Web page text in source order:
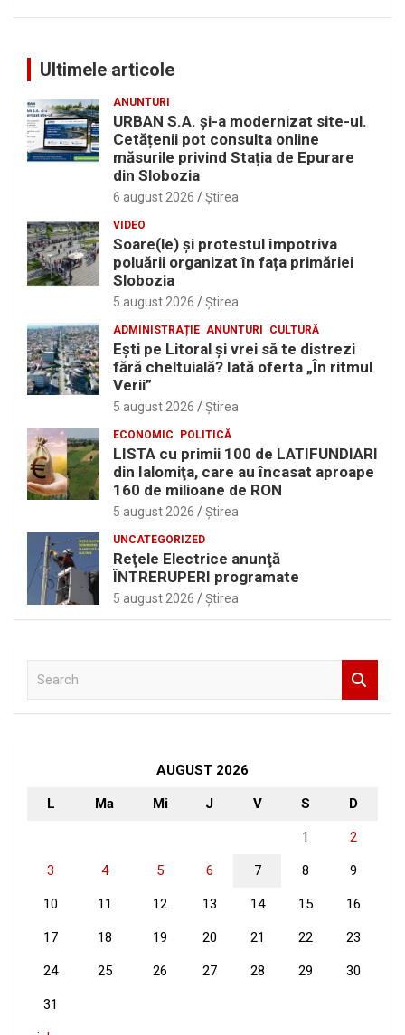
Ultimele articole
ANUNTURI
URBAN S.A. și-a modernizat site-ul.
Cetățenii pot consulta online
măsurile privind Stația de Epurare
din Slobozia
6 august 2026 Ştirea
VIDEO
Soare(le) și protestul împotriva
poluării organizat în fața primăriei
Slobozia
5 august 2026 Ştirea
ADMINISTRAȚIE ANUNTURI CULTURĂ
Eşti pe Litoral şi vrei să te distrezi
fără cheltuială? Iată oferta „În ritmul
Verii”
5 august 2026 Ştirea
ECONOMIC POLITICĂ
LISTA cu primii 100 de LATIFUNDIARI
din Ialomiţa, care au încasat aproape
160 de milioane de RON
5 august 2026 Ştirea
UNCATEGORIZED
Reţele Electrice anunţă
ÎNTRERUPERI programate
5 august 2026 Ştirea
AUGUST 2026
L Ma Mi J V S D
1 2
3 4 5 6 7 8 9
10 11 12 13 14 15 16
17 18 19 20 21 22 23
24 25 26 27 28 29 30
31